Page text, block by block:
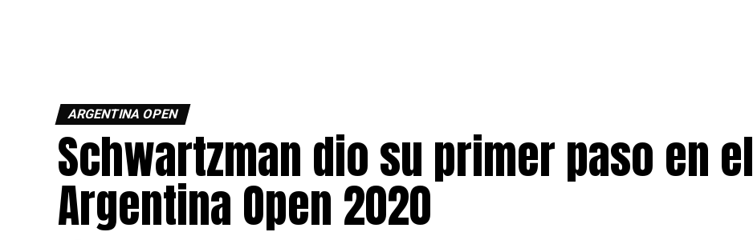
ARGENTINA OPEN
Schwartzman dio su primer paso en el
Argentina Open 2020